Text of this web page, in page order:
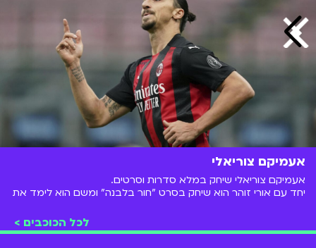
אעמיקם צוריאלי
אעמיקם צוריאלי שיחק במלא סדרות וסרטים.
יחד עם אורי זוהר הוא שיחק בסרט "חור בלבנה" ומשם הוא לימד את
הסדרה האהובה עליו היאששטוסשנת 2008.
לכל הכוכבים >